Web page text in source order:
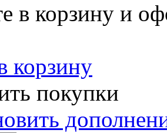
в корзину и
корзину
покупки